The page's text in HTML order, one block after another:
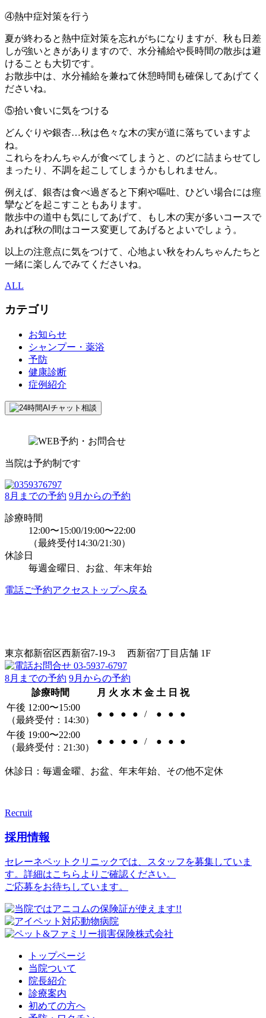
④熱中症対策を行う
夏が終わると熱中症対策を忘れがちになりますが、秋も日差
しが強いときがありますので、水分補給や長時間の散歩は避
けることも大切です。
お散歩中は、水分補給を兼ねて休憩時間も確保してあげてく
ださいね。
⑤拾い食いに気をつける
どんぐりや銀杏…秋は色々な木の実が道に落ちていますよ
ね。
これらをわんちゃんが食べてしまうと、のどに詰まらせてし
まったり、不調を起こしてしまうかもしれません。
例えば、銀杏は食べ過ぎると下痢や嘔吐、ひどい場合には痙
攣などを起こすこともあります。
散歩中の道中も気にしてあげて、もし木の実が多いコースで
あれば秋の間はコース変更してあげるとよいでしょう。
以上の注意点に気をつけて、心地よい秋をわんちゃんたちと
一緒に楽しんでみてくださいね。
ALL
カテゴリ
お知らせ
シャンプー・薬浴
予防
健康診断
症例紹介
当院は予約制です
8月までの予約 9月からの予約
診療時間
12:00〜15:00/19:00〜22:00
（最終受付14:30/21:30）
休診日
毎週金曜日、お盆、年末年始
電話ご予約アクセス トップへ戻る
東京都新宿区西新宿7-19-3 西新宿7丁目店舗 1F
8月までの予約 9月からの予約
診療時間
月 火 水 木 金 土 日 祝
午後 12:00〜15:00
（最終受付：14:30）
● ● ● ● / ● ● ●
午後 19:00〜22:00
（最終受付：21:30）
● ● ● ● / ● ● ●
休診日：毎週金曜、お盆、年末年始、その他不定休
Recruit
採用情報
セレーネペットクリニックでは、スタッフを募集していま
す。詳細はこちらよりご確認ください。
ご応募をお待ちしています。
トップページ
当院ついて
院長紹介
診療案内
初めての方へ